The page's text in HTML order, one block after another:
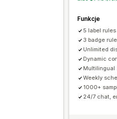
Strona kolekcjiFunkcje
5 label rules
3 badge
Unlimited
Dynamic
Multilingual
Weekly
1000+
24/7 chat,